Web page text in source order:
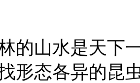
的山水是天下
形态各异的昆